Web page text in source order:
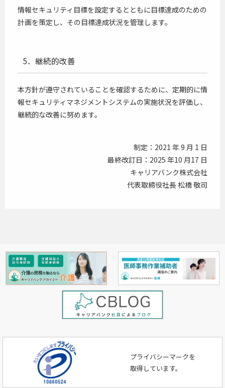
情報セキュリティ目標を設定するとともに目標達成のための
計画を策定し、その目標達成状況を管理します。
5．継続的改善
本方針が遵守されていることを確認するために、定期的に情
報セキュリティマネジメントシステムの実施状況を評価し、
継続的な改善に努めます。
制定：2021 年 9 月 1 日
最終改訂日：2025 年10 月17 日
キャリアバンク株式会社
代表取締役社長 松橋 敬司
プライバシーマークを
取得しています。